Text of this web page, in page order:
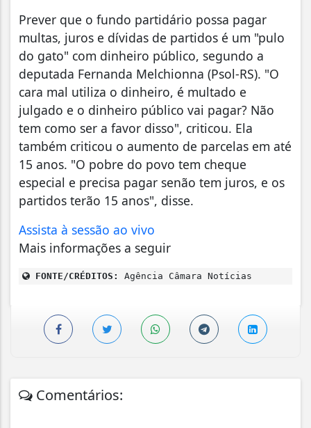
Prever que o fundo partidário possa pagar
multas, juros e dívidas de partidos é um "pulo
do gato" com dinheiro público, segundo a
deputada Fernanda Melchionna (Psol-RS). "O
cara mal utiliza o dinheiro, é multado e
julgado e o dinheiro público vai pagar? Não
tem como ser a favor disso", criticou. Ela
também criticou o aumento de parcelas em até
15 anos. "O pobre do povo tem cheque
especial e precisa pagar senão tem juros, e os
partidos terão 15 anos", disse.
Assista à sessão ao vivo
Mais informações a seguir
FONTE/CRÉDITOS: Agência Câmara Notícias
Comentários: